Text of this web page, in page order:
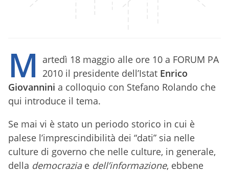
M
artedì 18 maggio alle ore 10 a FORUM PA
2010 il presidente dell’Istat Enrico
Giovannini a colloquio con Stefano Rolando che
qui introduce il tema.
Se mai vi è stato un periodo storico in cui è
palese l’imprescindibilità dei “dati” sia nelle
culture di governo che nelle culture, in generale,
della democraziae dell’informazione, ebbene